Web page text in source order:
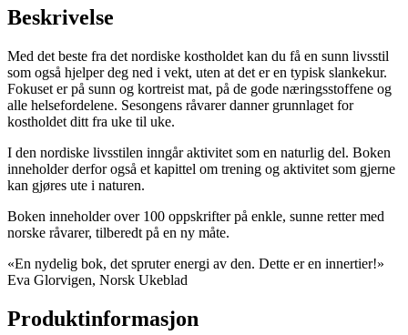
Beskrivelse
Med det beste fra det nordiske kostholdet kan du få en sunn livsstil
som også hjelper deg ned i vekt, uten at det er en typisk slankekur.
Fokuset er på sunn og kortreist mat, på de gode næringsstoffene og
alle helsefordelene. Sesongens råvarer danner grunnlaget for
kostholdet ditt fra uke til uke.
I den nordiske livsstilen inngår aktivitet som en naturlig del. Boken
inneholder derfor også et kapittel om trening og aktivitet som gjerne
kan gjøres ute i naturen.
Boken inneholder over 100 oppskrifter på enkle, sunne retter med
norske råvarer, tilberedt på en ny måte.
«En nydelig bok, det spruter energi av den. Dette er en innertier!»
Eva Glorvigen, Norsk Ukeblad
Produktinformasjon